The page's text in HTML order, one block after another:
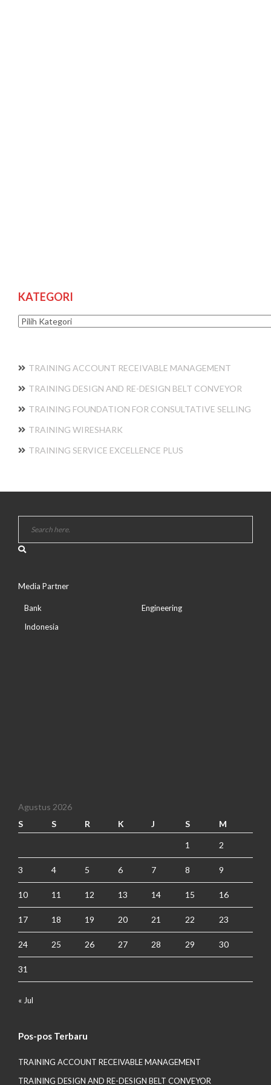
KATEGORI
Kategori
TRAINING ACCOUNT RECEIVABLE MANAGEMENT
TRAINING DESIGN AND RE-DESIGN BELT CONVEYOR
TRAINING FOUNDATION FOR CONSULTATIVE SELLING
TRAINING WIRESHARK
TRAINING SERVICE EXCELLENCE PLUS
Media Partner
Bank
Indonesia
Engineering
Agustus 2026
S
S R K J S M
1 2
3 4 5 6 7 8 9
10 11 12 13 14 15 16
17 18 19 20 21 22 23
24 25 26 27 28 29 30
31
« Jul
Pos-pos Terbaru
TRAINING ACCOUNT RECEIVABLE MANAGEMENT
TRAINING DESIGN AND RE-DESIGN BELT CONVEYOR